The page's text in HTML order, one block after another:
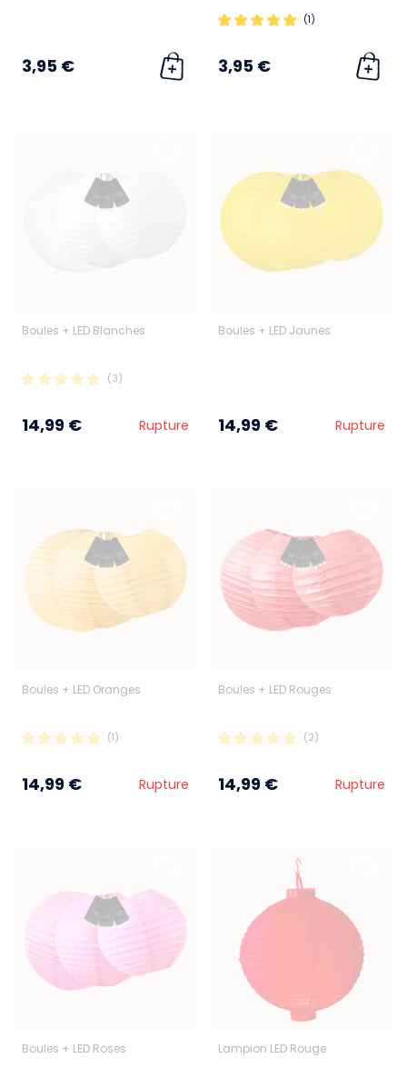
3,95 €
(1)
3,95 €
Boules + LED Blanches
(3)
14,99 € Rupture
Boules + LED Jaunes
14,99 € Rupture
Boules + LED Oranges
(1)
14,99 € Rupture
Boules + LED Rouges
(2)
14,99 € Rupture
Boules + LED Roses Lampion LED Rouge